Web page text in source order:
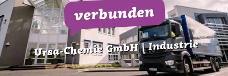
verbunden
Ursa-Chemie GmbH | Industrie